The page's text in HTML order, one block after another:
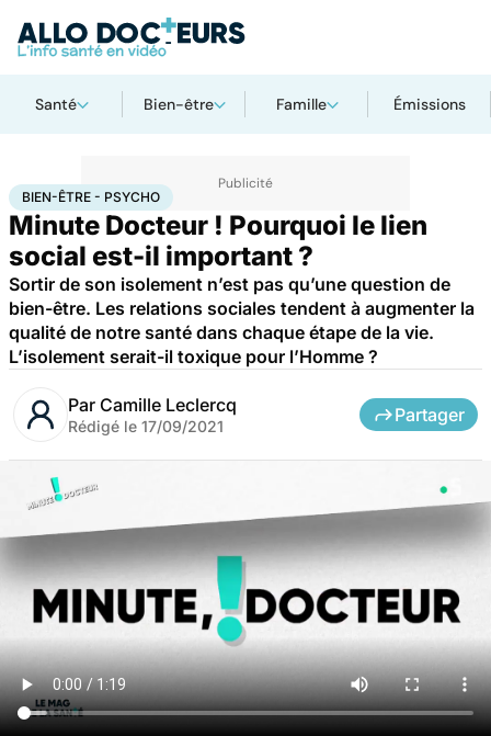
Santé Bien-être Famille Émissions
AccueilBien-êtreBien-être - Psycho
BIEN-ÊTRE - PSYCHO
Minute Docteur ! Pourquoi le lien
social est-il important ?
Sortir de son isolement n’est pas qu’une question de
bien-être. Les relations sociales tendent à augmenter la
qualité de notre santé dans chaque étape de la vie.
L’isolement serait-il toxique pour l’Homme ?
Par Camille Leclercq
Rédigé le 17/09/2021
Partager